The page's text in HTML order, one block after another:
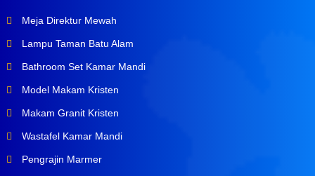
Meja Direktur Mewah
Lampu Taman Batu Alam
Bathroom Set Kamar Mandi
Model Makam Kristen
Makam Granit Kristen
Wastafel Kamar Mandi
Pengrajin Marmer